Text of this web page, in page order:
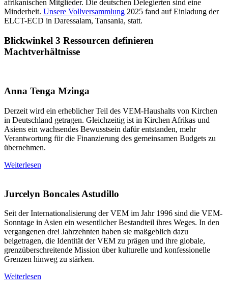
afrikanischen Mitglieder. Die deutschen Delegierten sind eine
Minderheit. Unsere Vollversammlung 2025 fand auf Einladung der
ELCT-ECD in Daressalam, Tansania, statt.
Blickwinkel 3 Ressourcen definieren
Machtverhältnisse
Anna Tenga Mzinga
Derzeit wird ein erheblicher Teil des VEM-Haushalts von Kirchen
in Deutschland getragen. Gleichzeitig ist in Kirchen Afrikas und
Asiens ein wachsendes Bewusstsein dafür entstanden, mehr
Verantwortung für die Finanzierung des gemeinsamen Budgets zu
übernehmen.
Weiterlesen
Jurcelyn Boncales Astudillo
Seit der Internationalisierung der VEM im Jahr 1996 sind die VEM-
Sonntage in Asien ein wesentlicher Bestandteil ihres Weges. In den
vergangenen drei Jahrzehnten haben sie maßgeblich dazu
beigetragen, die Identität der VEM zu prägen und ihre globale,
grenzüberschreitende Mission über kulturelle und konfessionelle
Grenzen hinweg zu stärken.
Weiterlesen